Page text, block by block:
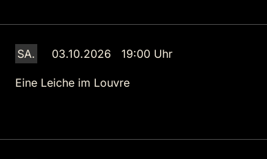
SA. 03.10.2026 19:00 Uhr
Eine Leiche im Louvre